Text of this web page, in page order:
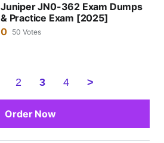
Juniper JN0-362 Exam Dumps
& Practice Exam [2025]
0
50 Votes
2 3 4 >
Order Now